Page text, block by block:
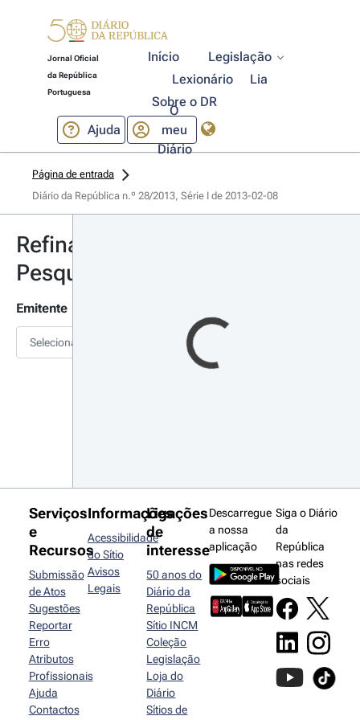
Jornal Oficial
da República
Portuguesa
Início
Legislação
Lexionário
Lia
Sobre o DR
Ajuda
O
meu
Diário
Página de entrada
Diário da República n.º 28/2013, Série I de 2013-02-08
Refinar
Pesquisa
Emitente
Selecionar
Serviços
e
Recursos
Submissão
de Atos
Sugestões
Reportar
Erro
Atributos
Profissionais
Ajuda
Contactos
Informações
Acessibilidade
do Sítio
Avisos
Legais
Ligações
de
interesse
50 anos do
Diário da
República
Sítio INCM
Coleção
Legislação
Loja do
Diário
Sítios de
Descarregue
a nossa
aplicação
Siga o Diário
da
República
nas redes
sociais